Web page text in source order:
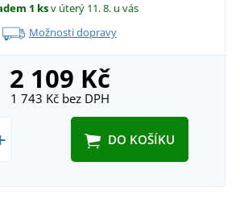
1 ksv úterý 11. 8. u vás
Možnosti dopravy
2 109 Kč
1 743 Kčbez DPH
DO KOŠÍKU